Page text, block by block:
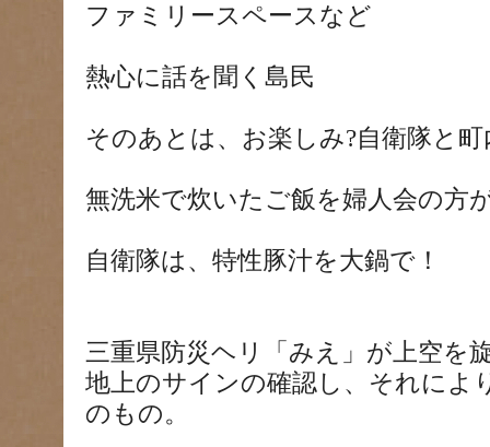
ファミリースペースなど
熱心に話を聞く島民
そのあとは、お楽しみ?自衛隊と
無洗米で炊いたご飯を婦人会の方
自衛隊は、特性豚汁を大鍋で！
三重県防災ヘリ「みえ」が上空を
地上のサインの確認し、それによ
のもの。